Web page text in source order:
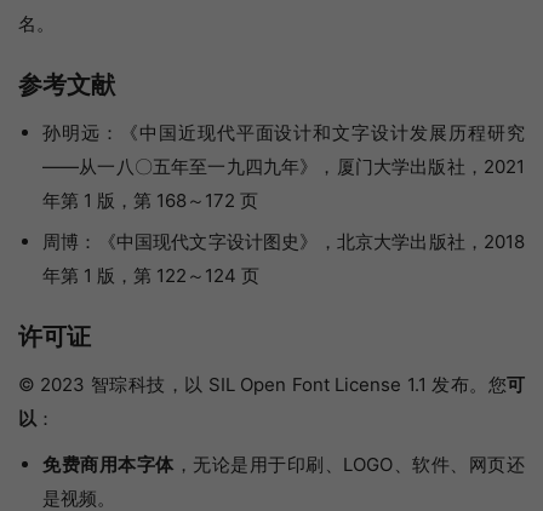
名。
参考文献
孙明远：《中国近现代平面设计和文字设计发展历程研究
——从一八〇五年至一九四九年》，厦门大学出版社，2021
年第 1 版，第 168～172 页
周博：《中国现代文字设计图史》，北京大学出版社，2018
年第 1 版，第 122～124 页
许可证
© 2023 智琮科技，以 SIL Open Font License 1.1 发布。您可
以 ：
免费商用本字体 ，无论是用于印刷、LOGO、软件、网页还
是视频。